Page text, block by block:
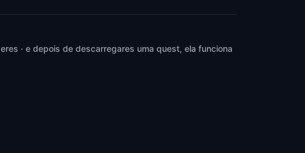
· e depois de descarregares uma quest, ela funciona